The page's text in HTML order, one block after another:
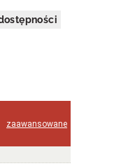
zaawansowane